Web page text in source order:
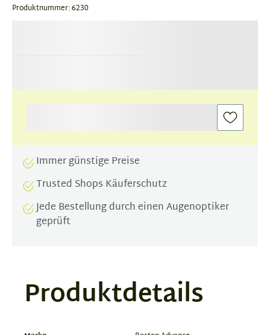
Produktnummer: 6230
Immer günstige Preise
Trusted Shops Käuferschutz
Jede Bestellung durch einen Augenoptiker
geprüft
Produktdetails